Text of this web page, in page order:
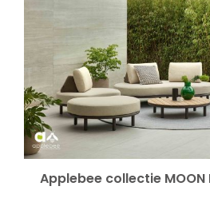
Applebee collectie MOON